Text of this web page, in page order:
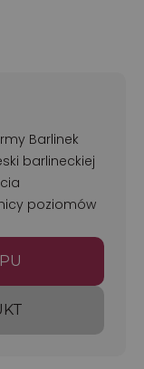
Barlinek
barlineckiej
poziomów